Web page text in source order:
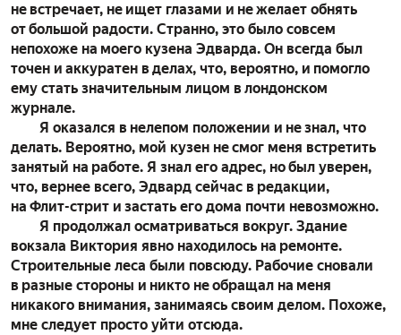
не встречает, не ищет глазами и не желает обнять
от большой радости. Странно, это было совсем
непохоже на моего кузена Эдварда. Он всегда был
точен и аккуратен в делах, что, вероятно, и помогло
ему стать значительным лицом в лондонском
журнале.
Я оказался в нелепом положении и не знал, что
делать. Вероятно, мой кузен не смог меня встретить
занятый на работе. Я знал его адрес, но был уверен,
что, вернее всего, Эдвард сейчас в редакции,
на Флит-стрит и застать его дома почти невозможно.
Я продолжал осматриваться вокруг. Здание
вокзала Виктория явно находилось на ремонте.
Строительные леса были повсюду. Рабочие сновали
в разные стороны и никто не обращал на меня
никакого внимания, занимаясь своим делом. Похоже,
мне следует просто уйти отсюда.